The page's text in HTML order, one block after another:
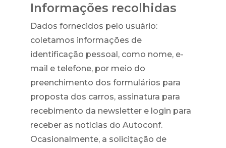
Informações recolhidas
Dados fornecidos pelo usuário:
coletamos informações de
identificação pessoal, como nome, e-
mail e telefone, por meio do
preenchimento dos formulários para
proposta dos carros, assinatura para
recebimento da newsletter e login para
receber as notícias do Autoconf.
Ocasionalmente, a solicitação de